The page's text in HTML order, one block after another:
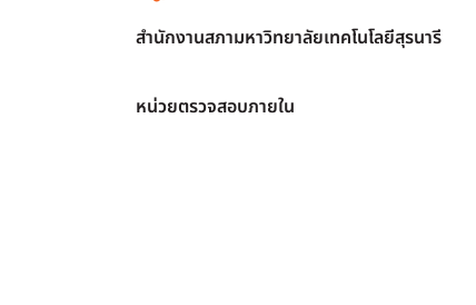
สำนักงานสภามหาวิทยาลัยเทคโนโลยีสุรนารี
หน่วยตรวจสอบภายใน